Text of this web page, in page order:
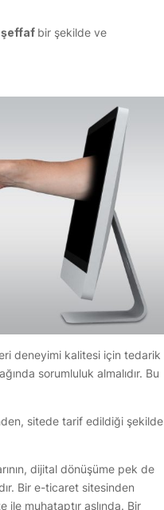
şeffaf bir şekilde ve
deneyimi kalitesi için tedarik
sorumluluk almalıdır. Bu
sitede tarif edildiği şekilde
dijital dönüşüme pek de
Bir e-ticaret sitesinden
ile muhataptır aslında. Bir